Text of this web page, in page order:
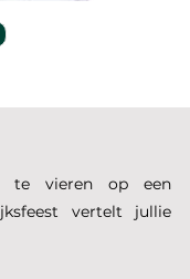
te vieren op een
vertelt jullie